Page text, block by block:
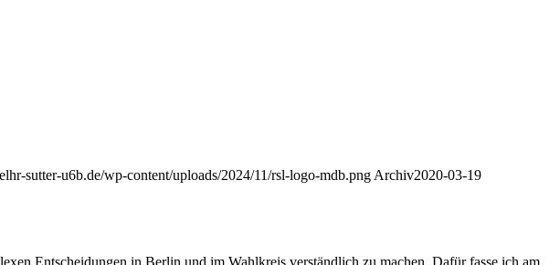
sutter-u6b.de/wp-content/uploads/2024/11/rsl-logo-mdb.png Archiv2020-03-19